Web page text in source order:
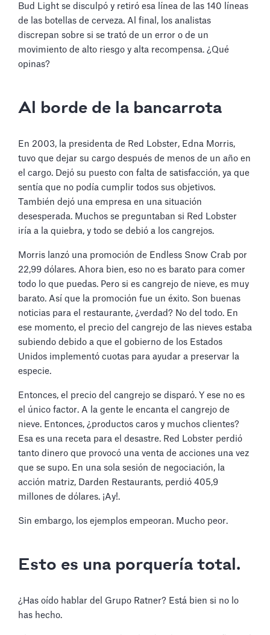
Bud Light se disculpó y retiró esa línea de las 140 líneas
de las botellas de cerveza. Al final, los analistas
discrepan sobre si se trató de un error o de un
movimiento de alto riesgo y alta recompensa. ¿Qué
opinas?
Al borde de la bancarrota
En 2003, la presidenta de Red Lobster, Edna Morris,
tuvo que dejar su cargo después de menos de un año en
el cargo. Dejó su puesto con falta de satisfacción, ya que
sentía que no podía cumplir todos sus objetivos.
También dejó una empresa en una situación
desesperada. Muchos se preguntaban si Red Lobster
iría a la quiebra, y todo se debió a los cangrejos.
Morris lanzó una promoción de Endless Snow Crab por
22,99 dólares. Ahora bien, eso no es barato para comer
todo lo que puedas. Pero si es cangrejo de nieve, es muy
barato. Así que la promoción fue un éxito. Son buenas
noticias para el restaurante, ¿verdad? No del todo. En
ese momento, el precio del cangrejo de las nieves estaba
subiendo debido a que el gobierno de los Estados
Unidos implementó cuotas para ayudar a preservar la
especie.
Entonces, el precio del cangrejo se disparó. Y ese no es
el único factor. A la gente le encanta el cangrejo de
nieve. Entonces, ¿productos caros y muchos clientes?
Esa es una receta para el desastre. Red Lobster perdió
tanto dinero que provocó una venta de acciones una vez
que se supo. En una sola sesión de negociación, la
acción matriz, Darden Restaurants, perdió 405,9
millones de dólares. ¡Ay!.
Sin embargo, los ejemplos empeoran. Mucho peor.
Esto es una porquería total.
¿Has oído hablar del Grupo Ratner? Está bien si no lo
has hecho.